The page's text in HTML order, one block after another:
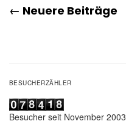
← Neuere Beiträge
BESUCHERZÄHLER
Besucher seit November 2003